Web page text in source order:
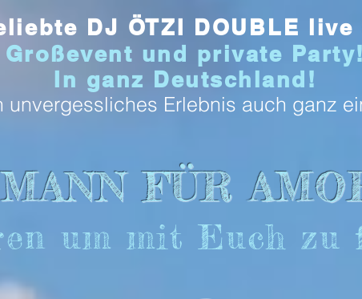
DJ ÖTZI DOUBLE
Großevent und private Party!
In ganz Deutschland!
unvergessliches Erlebnis auch ganz
FÜR
um mit Euch zu